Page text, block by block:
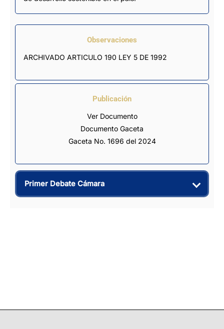
Observaciones
ARCHIVADO ARTICULO 190 LEY 5 DE 1992
Publicación
Ver Documento
Documento Gaceta
Gaceta No. 1696 del 2024
Primer Debate Cámara